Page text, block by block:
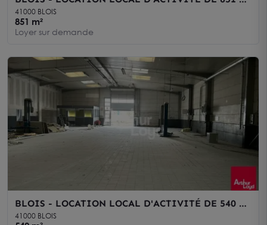
- ZONE INDUSTRIELLE NORD
41000 BLOIS
851 m²
Loyer sur demande
BLOIS - LOCATION LOCAL D'ACTIVITÉ DE 540 M²
- ZI NORD
41000 BLOIS